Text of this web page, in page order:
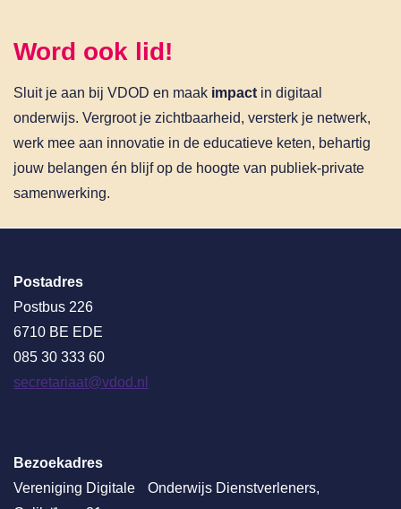
Word ook lid!
Sluit je aan bij VDOD en maak impact in digitaal
onderwijs. Vergroot je zichtbaarheid, versterk je netwerk,
werk mee aan innovatie in de educatieve keten, behartig
jouw belangen én blijf op de hoogte van publiek-private
samenwerking.
Postadres
Postbus 226
6710 BE EDE
085 30 333 60
secretariaat@vdod.nl
Bezoekadres
Vereniging Digitale Onderwijs Dienstverleners,